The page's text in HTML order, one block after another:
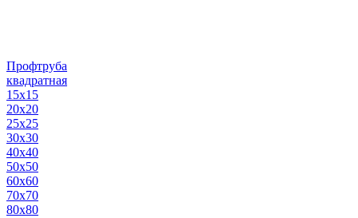
Профтруба
квадратная
15х15
20х20
25х25
30х30
40х40
50х50
60х60
70х70
80х80